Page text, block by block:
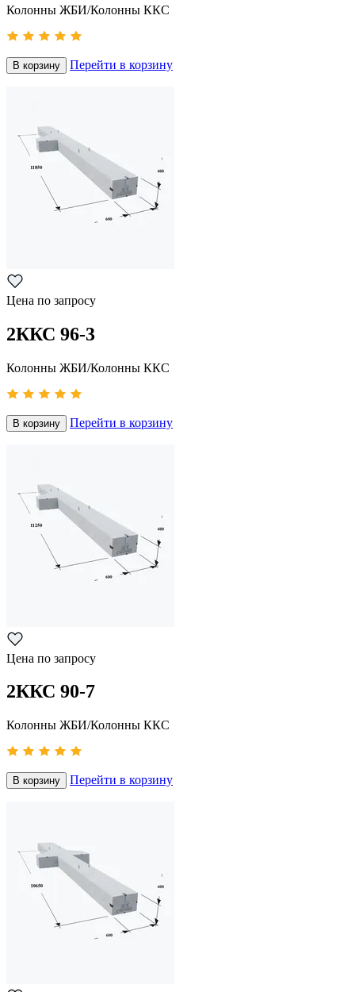
Колонны ЖБИ/Колонны ККС
В корзину Перейти в корзину
Цена по запросу
2ККС 96-3
Колонны ЖБИ/Колонны ККС
В корзину Перейти в корзину
Цена по запросу
2ККС 90-7
Колонны ЖБИ/Колонны ККС
В корзину Перейти в корзину